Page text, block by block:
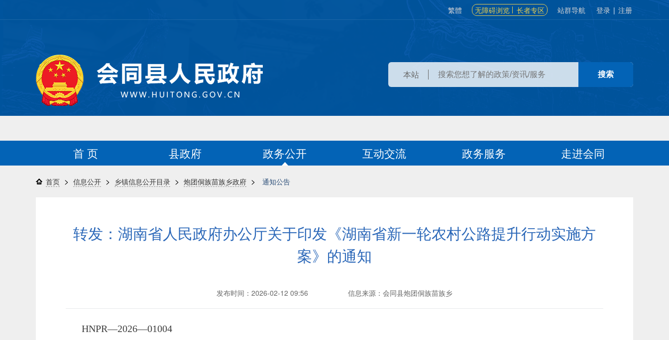
繁體 无障碍浏览 长者专区 站群导航 登录 | 注册
本站
首 页 县政府 政务公开 互动交流 政务服务 走进会同
首页 > 信息公开 > 乡镇信息公开目录 > 炮团侗族苗族乡政府 > 通知公告
转发：湖南省人民政府办公厅关于印发《湖南省新一轮农村公路提升行动实施方
案》的通知
发布时间：2026-02-12 09:56 信息来源：会同县炮团侗族苗族乡
HNPR—2026—01004